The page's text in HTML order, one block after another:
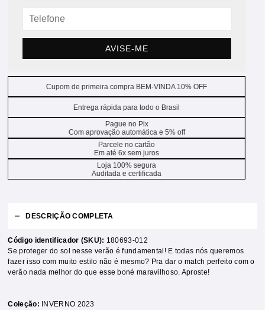
AVISE-ME
Cupom de primeira compra BEM-VINDA 10% OFF
Entrega rápida para todo o Brasil
Pague no Pix
Com aprovação automática e 5% off
Parcele no cartão
Em até 6x sem juros
Loja 100% segura
Auditada e certificada
DESCRIÇÃO COMPLETA
Código identificador (SKU): 180693-012
Se proteger do sol nesse verão é fundamental! E todas nós queremos
fazer isso com muito estilo não é mesmo? Pra dar o match perfeito com o
verão nada melhor do que esse boné maravilhoso. Aproste!
Coleção:
INVERNO 2023